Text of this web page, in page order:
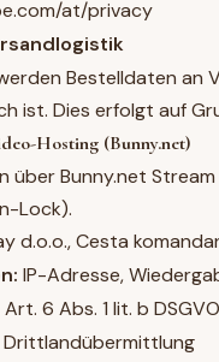
at/privacy
Bestelldaten
ist. Dies erfolgt auf
Hosting (Bunny.net)
über Bunny.net
Lock).
d.o.o., Cesta
IP-Adresse,
Art. 6 Abs. 1 lit. b DSGVO
Drittlandübermittlung